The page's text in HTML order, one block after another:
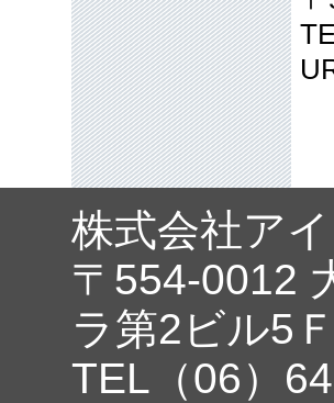
株式会社ア
〒554-0012
ラ第2ビル5Ｆ
TEL（06）